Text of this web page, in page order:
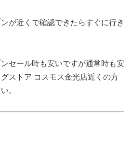
が近くで確認できたらすぐに行き
セール時も安いですが通常時も安
ストア コスモス金光店近くの方
。